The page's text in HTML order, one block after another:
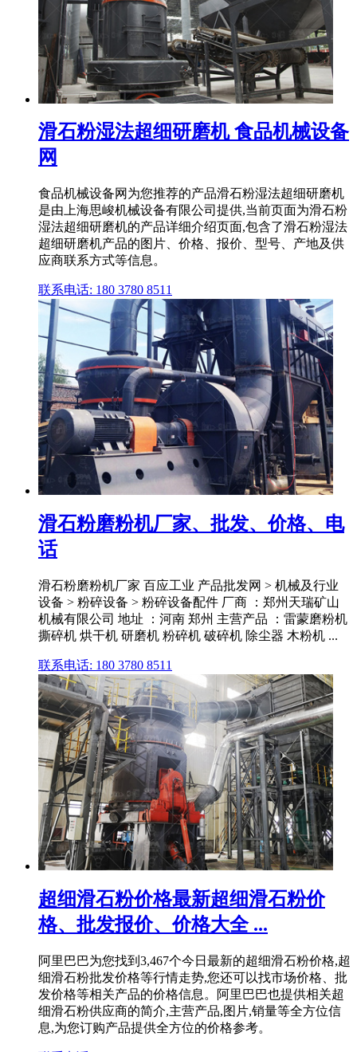
滑石粉湿法超细研磨机 食品机械设备
网
食品机械设备网为您推荐的产品滑石粉湿法超细研磨机
是由上海思峻机械设备有限公司提供,当前页面为滑石粉
湿法超细研磨机的产品详细介绍页面,包含了滑石粉湿法
超细研磨机产品的图片、价格、报价、型号、产地及供
应商联系方式等信息。
联系电话: 180 3780 8511
滑石粉磨粉机厂家、批发、价格、电
话
滑石粉磨粉机厂家 百应工业 产品批发网 > 机械及行业
设备 > 粉碎设备 > 粉碎设备配件 厂商 ：郑州天瑞矿山
机械有限公司 地址 ：河南 郑州 主营产品 ：雷蒙磨粉机
撕碎机 烘干机 研磨机 粉碎机 破碎机 除尘器 木粉机 ...
联系电话: 180 3780 8511
超细滑石粉价格最新超细滑石粉价
格、批发报价、价格大全 ...
阿里巴巴为您找到3,467个今日最新的超细滑石粉价格,超
细滑石粉批发价格等行情走势,您还可以找市场价格、批
发价格等相关产品的价格信息。阿里巴巴也提供相关超
细滑石粉供应商的简介,主营产品,图片,销量等全方位信
息,为您订购产品提供全方位的价格参考。